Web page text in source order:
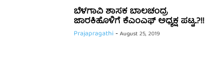
ಬೆಳಗಾವಿ ಶಾಸಕ ಬಾಲಚಂದ್ರ
ಜಾರಕಿಹೊಳಿಗೆ ಕೆಎಂಎಫ್ ಅಧ್ಯಕ್ಷ ಪಟ್ಟ..?!!
Prajapragathi-August 25, 2019